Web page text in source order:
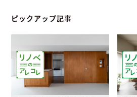
ピックアップ記事